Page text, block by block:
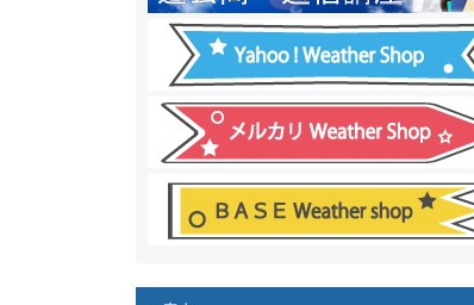
週間天気図&週間波浪図を10日に延長しました
太陽光発電量の推算はじめました
気象情報通知サービス「お天気見張り番」開始
週間波浪図追加しました。
予報士通信講座に解析ツール追加！！
専門天気図アーカイブ開始！！